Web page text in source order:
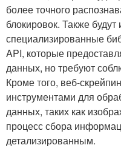
более точного
блокировок. Также будут
специализированные
API, которые
данных, но требуют
Кроме того, веб-
инструментами для
данных, таких как
процесс сбора
детализированным.